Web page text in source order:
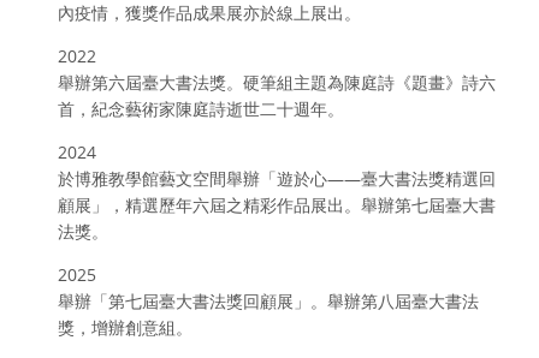
內疫情，獲獎作品成果展亦於線上展出。
2022
舉辦第六屆臺大書法獎。硬筆組主題為陳庭詩《題畫》詩六
首，紀念藝術家陳庭詩逝世二十週年。
2024
於博雅教學館藝文空間舉辦「遊於心——臺大書法獎精選回
顧展」，精選歷年六屆之精彩作品展出。舉辦第七屆臺大書
法獎。
2025
舉辦「第七屆臺大書法獎回顧展」。舉辦第八屆臺大書法
獎，增辦創意組。